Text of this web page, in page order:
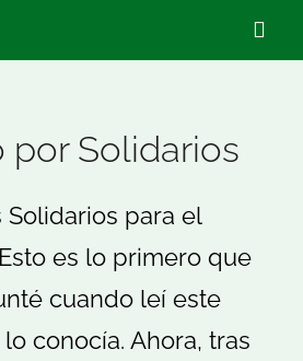
Actualidad
Hazte
por Solidarios
Solidarios para el
es lo primero que
cuando leí este
conocía. Ahora, tras